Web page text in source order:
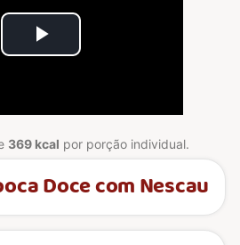
Play
369 kcal por porção individual.
Doce com Nescau